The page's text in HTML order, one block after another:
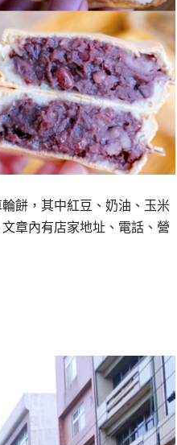
餅，其中紅豆、奶油、玉米
章內有店家地址、電話、營